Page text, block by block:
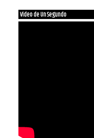
Video de Un Segundo